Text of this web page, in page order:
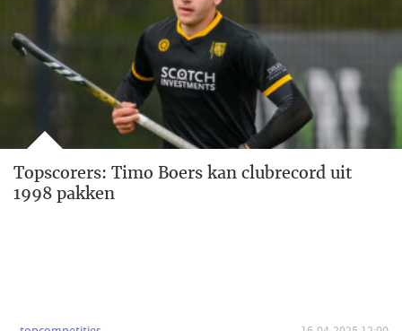
Topscorers: Timo Boers kan clubrecord uit
1998 pakken